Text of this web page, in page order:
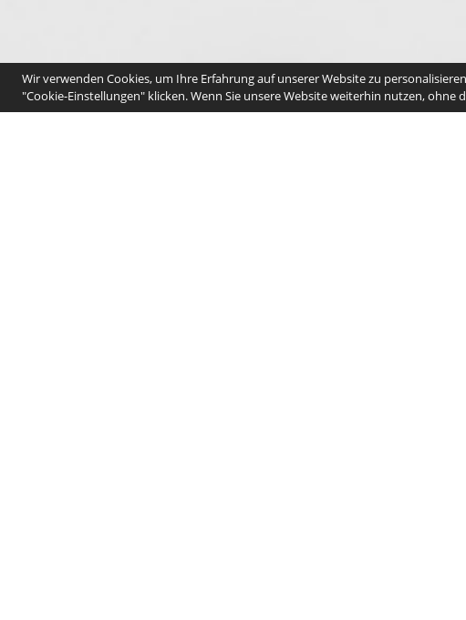
Wir verwenden Cookies, um Ihre Erfahrung auf unserer Website zu
"Cookie-Einstellungen" klicken. Wenn Sie unsere Website weiterhin nutzen, ohne